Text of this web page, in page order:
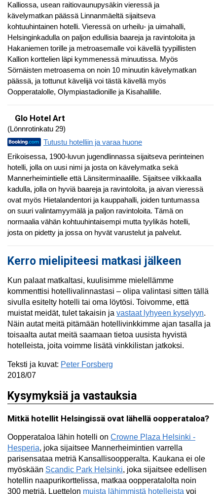
Kalliossa, usean raitiovaunupysäkin vieressä ja
kävelymatkan päässä Linnanmäeltä sijaitseva
kohtuuhintainen hotelli. Vieressä on urheilu- ja uimahalli,
Helsinginkadulla on paljon edullisia baareja ja ravintoloita ja
Hakaniemen torille ja metroasemalle voi kävellä tyypillisten
Kallion korttelien läpi kymmenessä minuutissa. Myös
Sörnäisten metroasema on noin 10 minuutin kävelymatkan
päässä, ja tottunut kävelijä voi tästä kävellä myös
Oopperatalolle, Olympiastadionille ja Kisahallille.
Glo Hotel Art
(Lönnrotinkatu 29)
Tutustu hotelliin ja varaa huone
Erikoisessa, 1900-luvun jugendlinnassa sijaitseva perinteinen
hotelli, jolla on uusi nimi ja josta on kävelymatka sekä
Mannerheimintielle että Länsiterminaalille. Sijaitsee vilkkaalla
kadulla, jolla on hyviä baareja ja ravintoloita, ja aivan vieressä
ovat myös Hietalandentori ja kauppahalli, joiden tuntumassa
on suuri valintamyymälä ja paljon ravintoloita. Tämä on
normaalia vähän kohtuuhintaisempi mutta tyylikäs hotelli,
josta on pidetty ja jossa on hyvät varustelut ja palvelut.
Kerro mielipiteesi matkasi jälkeen
Kun palaat matkaltasi, kuulisimme mielellämme
kommenttisi hotellivalinnastasi – olipa valintasi sitten tällä
sivulla esitelty hotelli tai oma löytösi. Toivomme, että
muistat meidät, tulet takaisin ja vastaat lyhyeen kyselyyn.
Näin autat meitä pitämään hotellivinkkimme ajan tasalla ja
toisaalta autat meitä saamaan tietoa uusista hyvistä
hotelleista, joita voimme lisätä vinkkilistan jatkoksi.
Teksti ja kuvat: Peter Forsberg
2018/07
Kysymyksiä ja vastauksia
Mitkä hotellit Helsingissä ovat lähellä oopperataloa?
Oopperataloa lähin hotelli on Crowne Plaza Helsinki -
Hesperia, joka sijaitsee Mannerheimintien varrella
parisensataa metriä Kansallisoopperalta. Kaukana ei ole
myöskään Scandic Park Helsinki, joka sijaitsee edellisen
hotellin naapurikorttelissa, matkaa oopperatalolta noin
300 metriä. Luettelon muista lähimmistä hotelleista voi